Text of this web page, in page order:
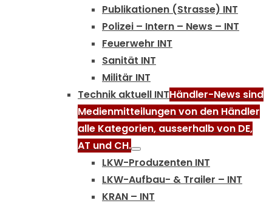
Publikationen (Strasse) INT
Polizei – Intern – News – INT
Feuerwehr INT
Sanität INT
Militär INT
Technik aktuell INTHändler-News sind
Medienmitteilungen von den Händler
alle Kategorien, ausserhalb von DE,
AT und CH.
LKW-Produzenten INT
LKW-Aufbau- & Trailer – INT
KRAN – INT